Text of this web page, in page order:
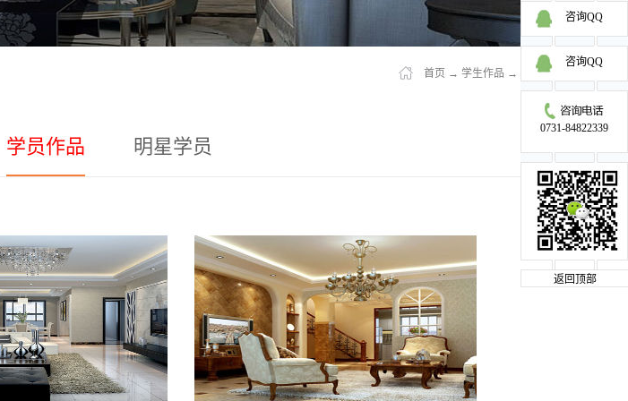
首页 → 学生作品 → 学员作品
学员作品 明星学员
咨询QQ
咨询QQ
0731-84822339
返回顶部